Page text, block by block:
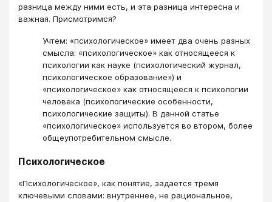
разница между ними есть, и эта разница интересна и
важная. Присмотримся?
Учтем: «психологическое» имеет два очень разных
смысла: «психологическое» как относящееся к
психологии как науке (психологический журнал,
психологическое образование») и
«психологическое» как относящееся к психологии
человека (психологические особенности,
психологические защиты). В данной статье
«психологическое» используется во втором, более
общеупотребительном смысле.
Психологическое
«Психологическое», как понятие, задается тремя
ключевыми словами: внутреннее, не рациональное,